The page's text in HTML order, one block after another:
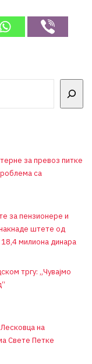
за превоз питке
са
за пензионере и
штете од
милиона динара
тргу: „Чувајмо
на
Свете Петке